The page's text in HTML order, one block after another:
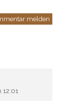
melden
12:01